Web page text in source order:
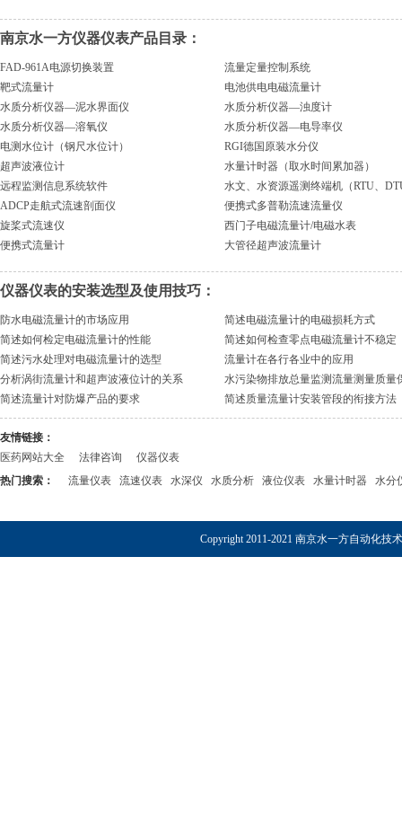
南京水一方仪器仪表产品目录：
FAD-961A电源切换装置
流量定量控制系统
靶式流量计
电池供电电磁流量计
水质分析仪器—泥水界面仪
水质分析仪器—浊度计
水质分析仪器—溶氧仪
水质分析仪器—电导率仪
电测水位计（钢尺水位计）
RGI德国原装水分仪
超声波液位计
水量计时器（取水时间累加器）
远程监测信息系统软件
水文、水资源遥测终端机（RTU、
ADCP走航式流速剖面仪
便携式多普勒流速流量仪
旋桨式流速仪
西门子电磁流量计/电磁水表
便携式流量计
大管径超声波流量计
仪器仪表的安装选型及使用技巧：
防水电磁流量计的市场应用
简述电磁流量计的电磁损耗方式
简述如何检定电磁流量计的性能
简述如何检查零点电磁流量计不稳定
简述污水处理对电磁流量计的选型
流量计在各行各业中的应用
分析涡街流量计和超声波液位计的关系
水污染物排放总量监测流量测量质量
简述流量计对防爆产品的要求
简述质量流量计安装管段的衔接方法
友情链接：
医药网站大全
法律咨询
仪器仪表
热门搜索：
流量仪表 流速仪表 水深仪 水质分析 液位仪表 水量计时器 水分
Copyright 2011-2021 南京水一方自动化技